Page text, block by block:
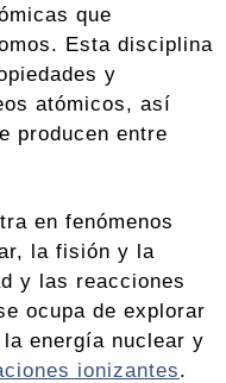
que
Esta disciplina
y
atómicos, así
producen entre
en fenómenos
la fisión y la
y las reacciones
ocupa de explorar
energía nuclear y
ionizantes.